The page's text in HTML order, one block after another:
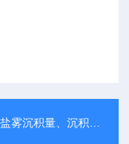
沉积量、沉积速率